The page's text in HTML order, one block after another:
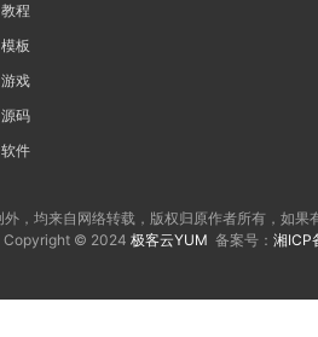
教程
模板
游戏
源码
软件
，均来自网络转载，版权归原作者所有，如果
Copyright © 2024 极客云YUM 备案号： 湘ICP